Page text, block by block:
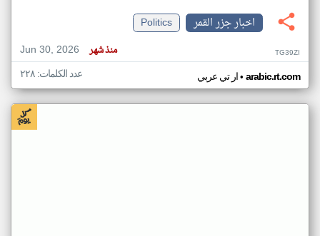
اخبار جزر القمر
Politics
Jun 30, 2026
منذ شهر TG39ZI
ار تي عربي• arabic.rt.com عدد الكلمات: ٢٢٨